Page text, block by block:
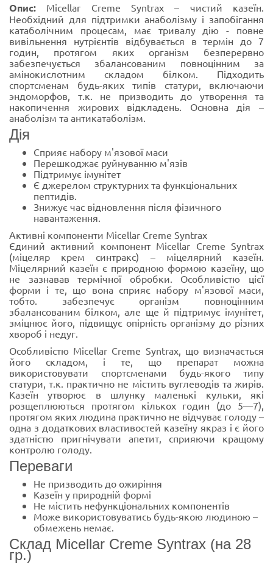
Опис: Micellar Creme Syntrax – чистий казеїн.
Необхідний для підтримки анаболізму і запобігання
катаболічним процесам, має тривалу дію - повне
вивільнення нутрієнтів відбувається в термін до 7
годин, протягом яких організм безперервно
забезпечується збалансованим повноцінним за
амінокислотним складом білком. Підходить
спортсменам будь-яких типів статури, включаючи
эндоморфов, т.к. не призводить до утворення та
накопичення жирових відкладень. Основна дія –
анаболізм та антикатаболізм.
Дія
Сприяє набору м'язової маси
Перешкоджає руйнуванню м'язів
Підтримує імунітет
Є джерелом структурних та функціональних
пептидів.
Знижує час відновлення після фізичного
навантаження.
Активні компоненти Micellar Creme Syntrax
Єдиний активний компонент Micellar Creme Syntrax
(міцеляр крем синтракс) – міцелярний казеїн.
Міцелярний казеїн є природною формою казеїну, що
не зазнавав термічної обробки. Особливістю цієї
форми і те, що вона сприяє набору м'язової маси,
тобто. забезпечує організм повноцінним
збалансованим білком, але ще й підтримує імунітет,
зміцнює його, підвищує опірність організму до різних
хвороб і недуг.
Особливістю Micellar Creme Syntrax, що визначається
його складом, і те, що препарат можна
використовувати спортсменами будь-якого типу
статури, т.к. практично не містить вуглеводів та жирів.
Казеїн утворює в шлунку маленькі кульки, які
розщеплюються протягом кількох годин (до 5—7),
протягом яких людина практично не відчуває голоду –
одна з додаткових властивостей казеїну якраз і є його
здатністю пригнічувати апетит, сприяючи кращому
контролю голоду.
Переваги
Не призводить до ожиріння
Казеїн у природній формі
Не містить нефункціональних компонентів
Може використовуватись будь-якою людиною –
обмежень немає.
Склад Micellar Creme Syntrax (на 28
гр.)